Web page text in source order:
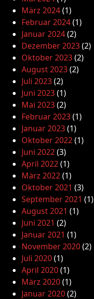
März 2024(1)
Februar 2024(1)
Januar 2024(2)
Dezember 2023(2)
Oktober 2023(2)
August 2023(2)
Juli 2023(2)
Juni 2023(1)
Mai 2023(2)
Februar 2023(1)
Januar 2023(1)
Oktober 2022(1)
Juni 2022(3)
April 2022(1)
März 2022(1)
Oktober 2021 (3)
September 2021 (1)
August 2021 (1)
Juni 2021 (2)
Januar 2021 (1)
November 2020(2)
Juli 2020(1)
April 2020(1)
März 2020(1)
Januar 2020(2)